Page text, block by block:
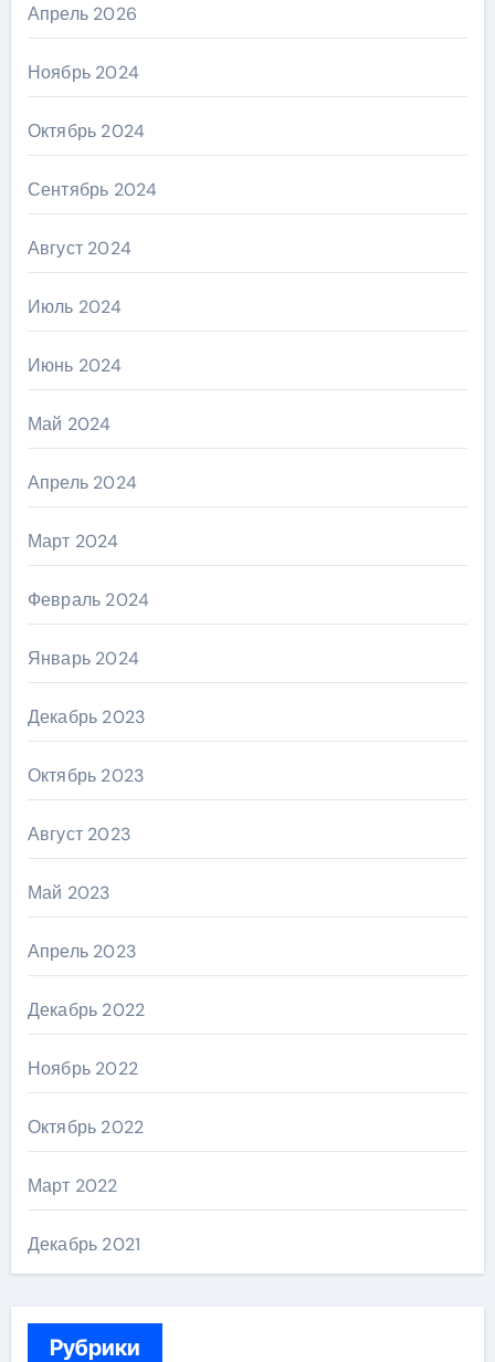
Апрель 2026
Ноябрь 2024
Октябрь 2024
Сентябрь 2024
Август 2024
Июль 2024
Июнь 2024
Май 2024
Апрель 2024
Март 2024
Февраль 2024
Январь 2024
Декабрь 2023
Октябрь 2023
Август 2023
Май 2023
Апрель 2023
Декабрь 2022
Ноябрь 2022
Октябрь 2022
Март 2022
Декабрь 2021
Рубрики